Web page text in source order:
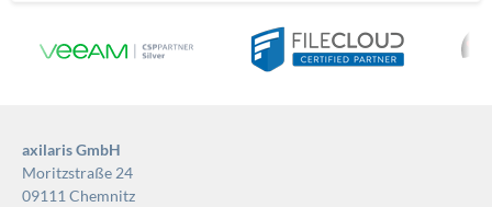
axilaris GmbH
Moritzstraße 24
09111 Chemnitz